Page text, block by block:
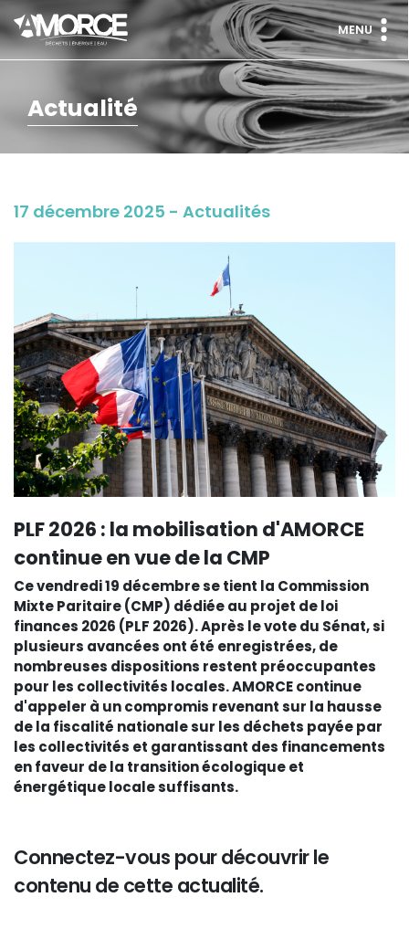
MENU
Actualité
17 décembre 2025 - Actualités
PLF 2026 : la mobilisation d'AMORCE
continue en vue de la CMP
Ce vendredi 19 décembre se tient la Commission
Mixte Paritaire (CMP) dédiée au projet de loi
finances 2026 (PLF 2026). Après le vote du Sénat, si
plusieurs avancées ont été enregistrées, de
nombreuses dispositions restent préoccupantes
pour les collectivités locales. AMORCE continue
d'appeler à un compromis revenant sur la hausse
de la fiscalité nationale sur les déchets payée par
les collectivités et garantissant des financements
en faveur de la transition écologique et
énergétique locale suffisants.
Connectez-vous pour découvrir le
contenu de cette actualité.